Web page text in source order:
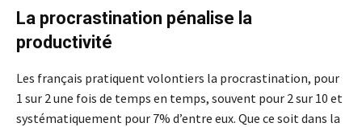
La procrastination pénalise la
productivité
Les français pratiquent volontiers la procrastination, pour
1 sur 2 une fois de temps en temps, souvent pour 2 sur 10 et
systématiquement pour 7% d’entre eux. Que ce soit dans la